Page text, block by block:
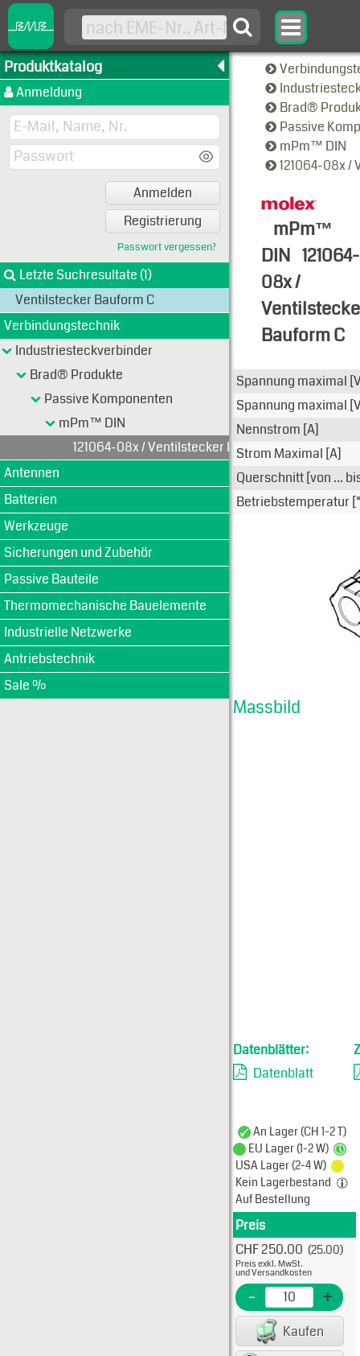
Produktkatalog
Anmeldung
Anmelden
Registrierung
Passwort vergessen?
Letzte Suchresultate (1)
Ventilstecker Bauform C
Verbindungstechnik
Industriesteckverbinder
Brad® Produkte
Passive Komponenten
mPm™ DIN
121064-08x / Ventilstecker Bauform C
Antennen
Batterien
Werkzeuge
Sicherungen und Zubehör
Passive Bauteile
Thermomechanische Bauelemente
Industrielle Netzwerke
Antriebstechnik
Sale %
Brad®
Passive
mPm™ DIN
121064-08x /
mPm™
DIN 121064-
08x /
Bauform C
Typen-
Spannung maximal
Spannung maximal
Nennstrom [A]
Strom Maximal [A]
Querschnitt [von ...
Betriebstemperatur
Massbild
Datenblätter:
Datenblatt
An Lager (CH 1-2 T)
EU Lager (1-2 W)
USA Lager (2-4 W)
Kein Lagerbestand
Auf Bestellung
Produkt
Preis
Typ:
EME
CHF 250.00 (25.00)
Preis exkl. MwSt.
und Versandkosten
- +
Kaufen